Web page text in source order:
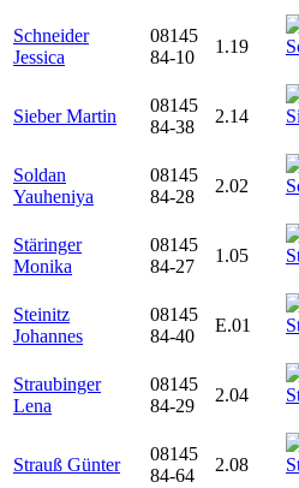
Schneider
Jessica
08145
84-10
1.19
Sieber Martin
08145
84-38
2.14
Soldan
Yauheniya
08145
84-28
2.02
Stäringer
Monika
08145
84-27
1.05
Steinitz
Johannes
08145
84-40
E.01
Straubinger
Lena
08145
84-29
2.04
Strauß Günter
08145
84-64
2.08